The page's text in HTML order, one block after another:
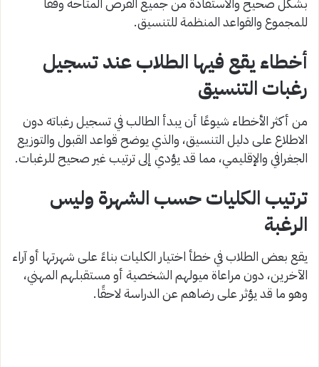
للمجموع والقواعد المنظمة للتنسيق.
أخطاء يقع فيها الطلاب عند تسجيل
رغبات التنسيق
من أكثر الأخطاء شيوعًا أن يبدأ الطالب في تسجيل رغباته دون
الاطلاع على دليل التنسيق، والذي يوضح قواعد القبول والتوزيع
الجغرافي والإقليمي، مما قد يؤدي إلى ترتيب غير صحيح للرغبات.
ترتيب الكليات حسب الشهرة وليس
الرغبة
يقع بعض الطلاب في خطأ اختيار الكليات بناءً على شهرتها أو آراء
الآخرين، دون مراعاة ميولهم الشخصية أو مستقبلهم المهني،
وهو ما قد يؤثر على رضاهم عن الدراسة لاحقًا.